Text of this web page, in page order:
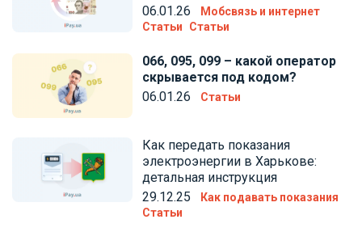
06.01.26
Мобсвязь и интернет
Статьи
Статьи
066, 095, 099 – какой оператор
скрывается под кодом?
06.01.26
Статьи
Как передать показания
электроэнергии в Харькове:
детальная инструкция
29.12.25
Как подавать показания
Статьи